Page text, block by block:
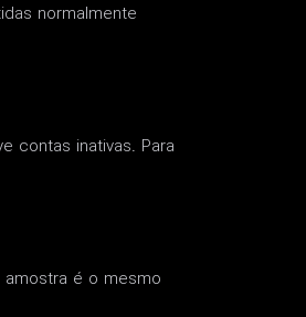
normalmente
contas inativas. Para
é o mesmo